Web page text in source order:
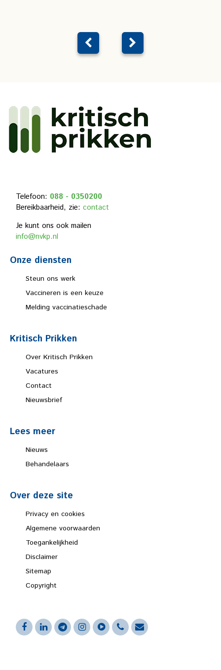
Telefoon: 088 - 0350200
Bereikbaarheid, zie: contact
Je kunt ons ook mailen
info@nvkp.nl
Onze diensten
Steun ons werk
Vaccineren is een keuze
Melding vaccinatieschade
Kritisch Prikken
Over Kritisch Prikken
Vacatures
Contact
Nieuwsbrief
Lees meer
Nieuws
Behandelaars
Over deze site
Privacy en cookies
Algemene voorwaarden
Toegankelijkheid
Disclaimer
Sitemap
Copyright